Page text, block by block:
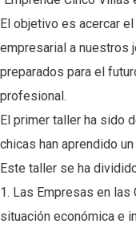
El objetivo es acercar
empresarial a nuestros
preparados para el
profesional.
El primer taller ha sido
chicas han aprendido
Este taller se ha
1. Las Empresas en las
situación económica e